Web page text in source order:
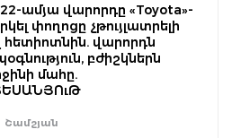
ամյա վարորդը «Toyota»-
փողոցը չթույլատրելի
վարորդն
բժիշկներն
մահը.
Շամշյան